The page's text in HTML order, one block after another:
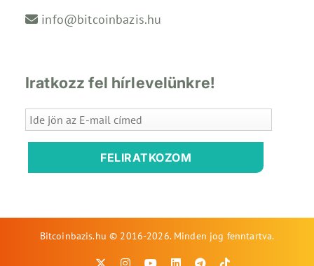
info@bitcoinbazis.hu
Iratkozz fel hírlevelünkre!
FELIRATKOZOM
Bitcoinbazis.hu © 2016-2026. Minden jog fenntartva.